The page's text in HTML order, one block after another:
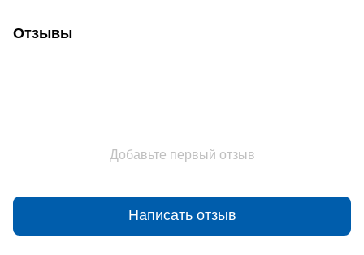
Отзывы
Добавьте первый отзыв
Написать отзыв